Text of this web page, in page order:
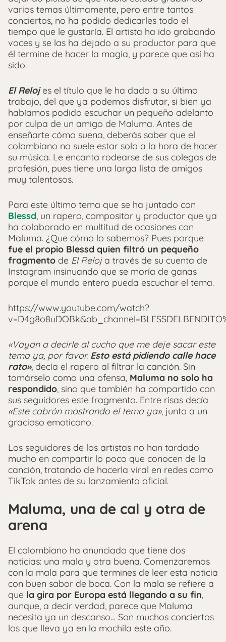
varios temas últimamente, pero entre tantos
conciertos, no ha podido dedicarles todo el
tiempo que le gustaría. El artista ha ido grabando
voces y se las ha dejado a su productor para que
él termine de hacer la magia, y parece que así ha
sido.
El Relojes el título que le ha dado a su último
trabajo, del que ya podemos disfrutar, si bien ya
habíamos podido escuchar un pequeño adelanto
por culpa de un amigo de Maluma. Antes de
enseñarte cómo suena, deberás saber que el
colombiano no suele estar solo a la hora de hacer
su música. Le encanta rodearse de sus colegas de
profesión, pues tiene una larga lista de amigos
muy talentosos.
Para este último tema que se ha juntado con
Blessd, un rapero, compositor y productor que ya
ha colaborado en multitud de ocasiones con
Maluma. ¿Que cómo lo sabemos? Pues porque
fue el propio Blessd quien filtró un pequeño
fragmento de El Reloja través de su cuenta de
Instagram insinuando que se moría de ganas
porque el mundo entero pueda escuchar el tema.
https://www.youtube.com/watch?
«Vayan a decirle al cucho que me deje sacar este
tema ya, por favor. Esto está pidiendo calle hace
rato», decía el rapero al filtrar la canción. Sin
tomárselo como una ofensa, Maluma no solo ha
respondido, sino que también ha compartido con
sus seguidores este fragmento. Entre risas decía
«Este cabrón mostrando el tema ya», junto a un
gracioso emoticono.
Los seguidores de los artistas no han tardado
mucho en compartir lo poco que conocen de la
canción, tratando de hacerla viral en redes como
TikTok antes de su lanzamiento oficial.
Maluma, una de cal y otra de
arena
El colombiano ha anunciado que tiene dos
noticias: una mala y otra buena. Comenzaremos
con la mala para que termines de leer esta noticia
con buen sabor de boca. Con la mala se refiere a
que la gira por Europa está llegando a su fin,
aunque, a decir verdad, parece que Maluma
necesita ya un descanso… Son muchos conciertos
los que lleva ya en la mochila este año.